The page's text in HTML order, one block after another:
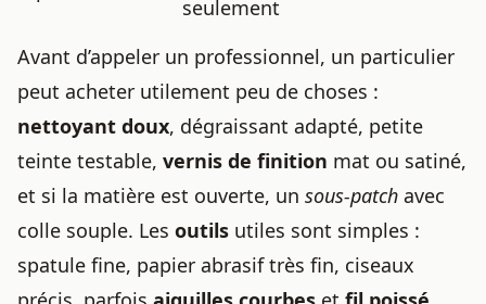
seulement
Avant d’appeler un professionnel, un particulier
peut acheter utilement peu de choses :
nettoyant doux, dégraissant adapté, petite
teinte testable, vernis de finition mat ou satiné,
et si la matière est ouverte, un sous-patch avec
colle souple. Les outils utiles sont simples :
spatule fine, papier abrasif très fin, ciseaux